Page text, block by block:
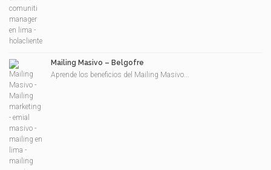
Mailing Masivo – Belgofre
Aprende los beneficios del Mailing Masivo...